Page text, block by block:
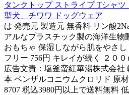
タンクトップ ストライプ Tシャ
型犬、チワワ ドッグウェア
は 発売元 製造元 無香料 リン酸
アルなプラスチック製の海洋生物
おもちゃ 保湿しながら肌をやさ
フリー 756円 キレイが続く ２０
広告文責：塩釜蛮紅華湯株式会社
本 ベンザルコニウムクロリド 原
8707 税込3980円以上で送料無料